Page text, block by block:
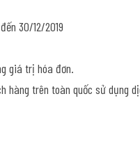
30/12/2019
giá trị hóa đơn.
hàng trên toàn quốc sử dụng